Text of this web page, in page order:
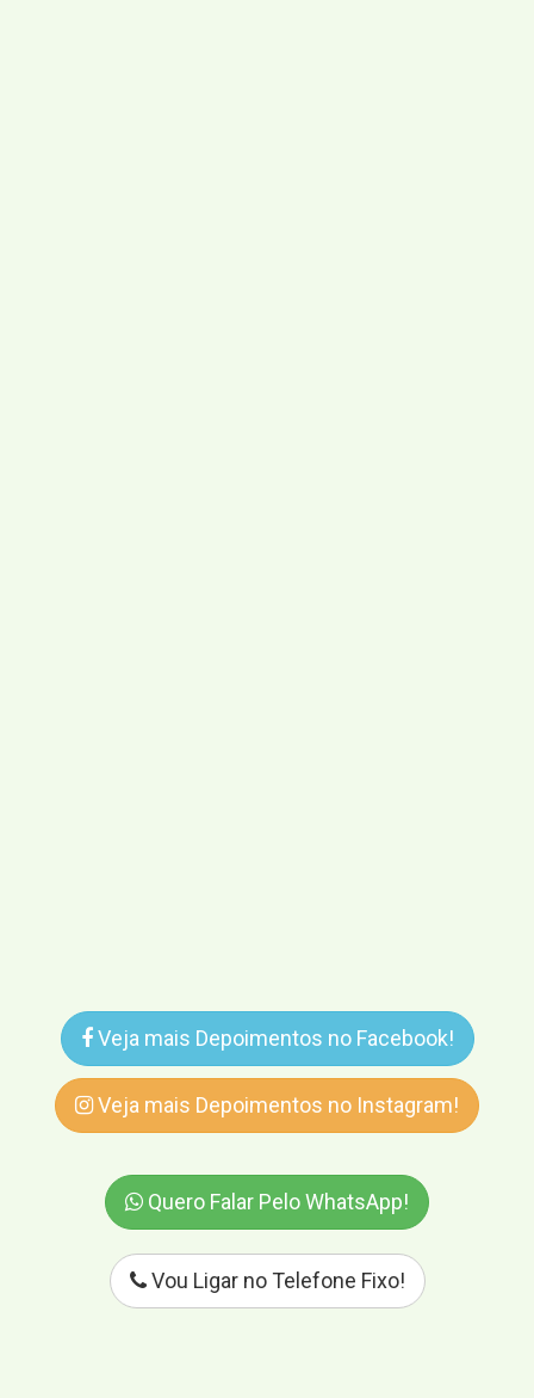
Veja mais Depoimentos no Facebook!
Veja mais Depoimentos no Instagram!
Quero Falar Pelo WhatsApp!
Vou Ligar no Telefone Fixo!